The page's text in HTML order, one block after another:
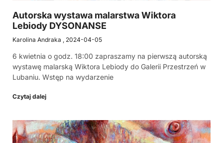
Autorska wystawa malarstwa Wiktora
Lebiody DYSONANSE
Karolina Andraka 2024-04-05
6 kwietnia o godz. 18:00 zapraszamy na pierwszą autorską
wystawę malarską Wiktora Lebiody do Galerii Przestrzeń w
Lubaniu. Wstęp na wydarzenie
Czytaj dalej